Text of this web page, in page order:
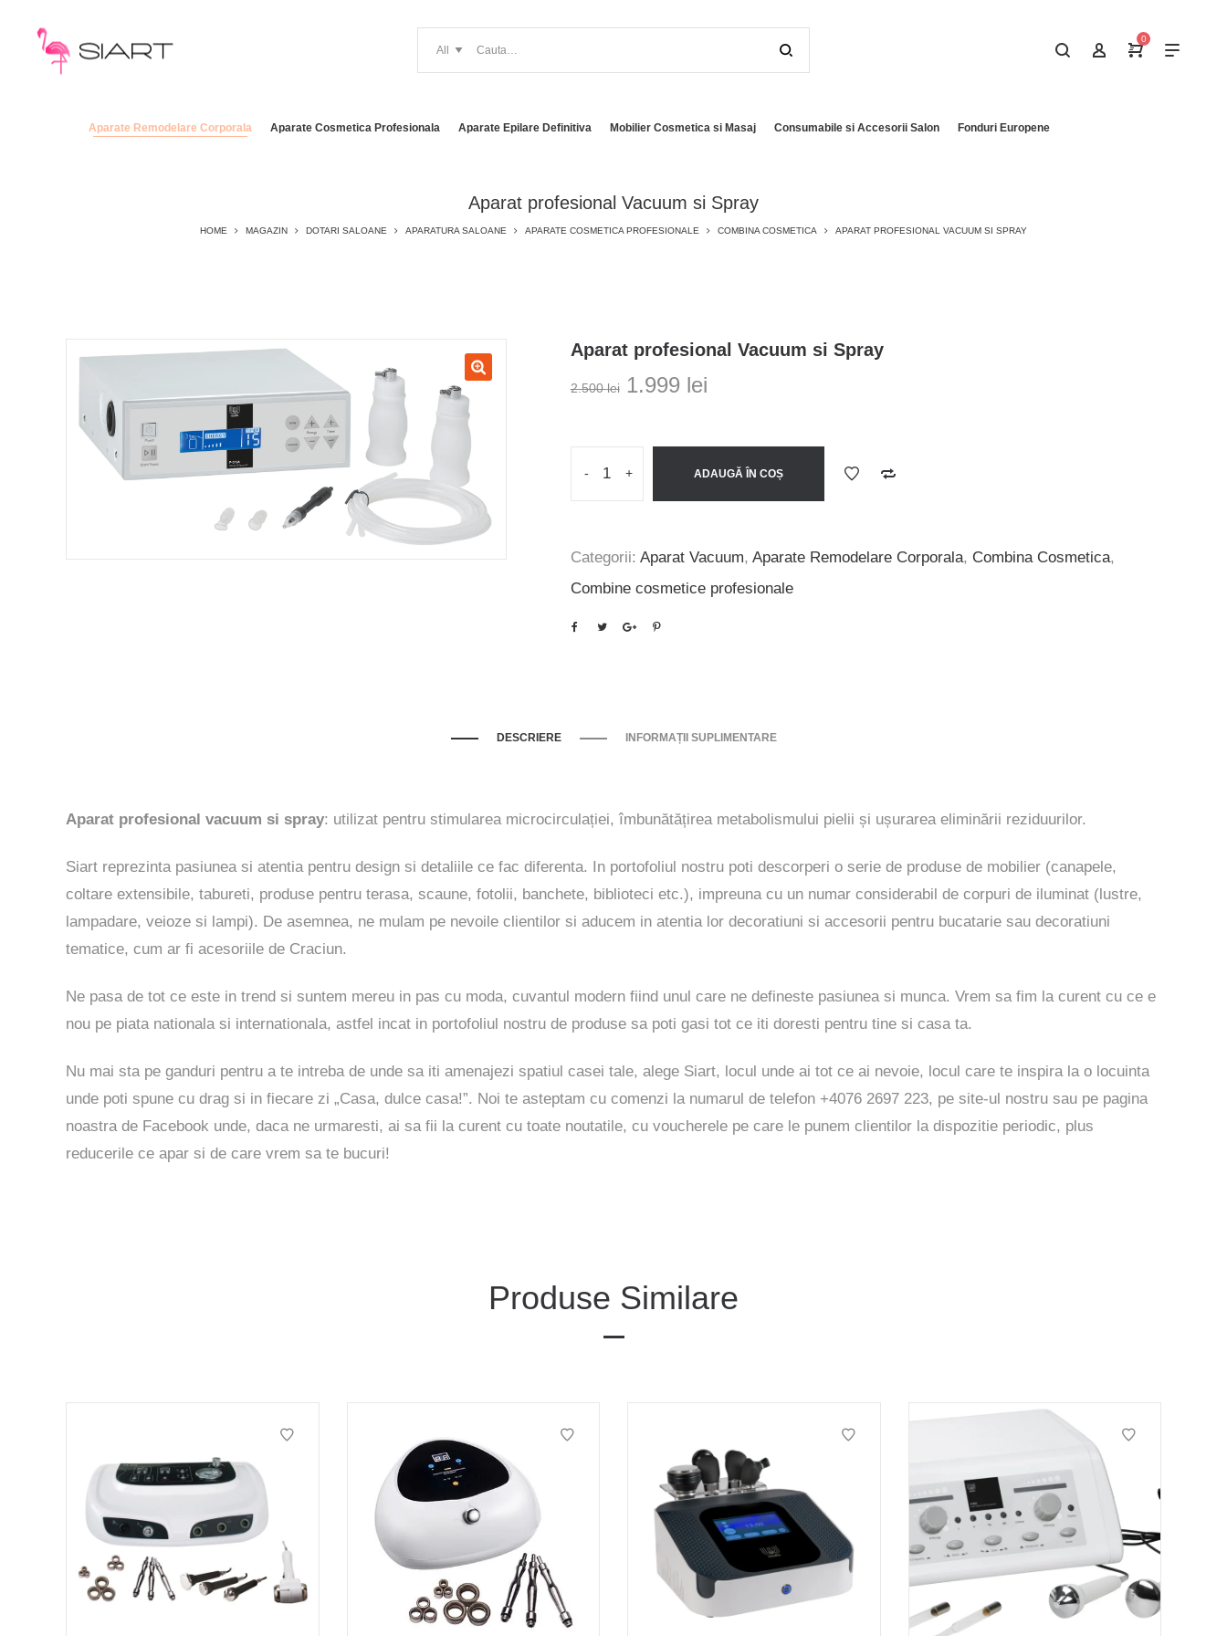
0
Aparate Remodelare Corporala Aparate Cosmetica Profesionala Aparate Epilare Definitiva Mobilier Cosmetica si Masaj Consumabile si Accesorii Salon Fonduri Europene
Aparat profesional Vacuum si Spray
HOME MAGAZIN DOTARI SALOANE APARATURA SALOANE APARATE COSMETICA PROFESIONALE COMBINA COSMETICA APARAT PROFESIONAL VACUUM SI SPRAY
Aparat profesional Vacuum si Spray
2.500lei Prețul
fost:
2.500 lei.
1.999 leiPrețul
1.999 lei.
- + ADAUGĂ ÎN COȘ
Categorii: Aparat Vacuum, Aparate Remodelare Corporala, Combina Cosmetica,
Combine cosmetice profesionale
DESCRIERE INFORMAȚII SUPLIMENTARE
Aparat profesional vacuum si spray: utilizat pentru stimularea microcirculației, îmbunătățirea metabolismului pielii și ușurarea eliminării reziduurilor.
Siart reprezinta pasiunea si atentia pentru design si detaliile ce fac diferenta. In portofoliul nostru poti descorperi o serie de produse de mobilier (canapele,
coltare extensibile, tabureti, produse pentru terasa, scaune, fotolii, banchete, biblioteci etc.), impreuna cu un numar considerabil de corpuri de iluminat (lustre,
lampadare, veioze si lampi). De asemnea, ne mulam pe nevoile clientilor si aducem in atentia lor decoratiuni si accesorii pentru bucatarie sau decoratiuni
tematice, cum ar fi acesoriile de Craciun.
Ne pasa de tot ce este in trend si suntem mereu in pas cu moda, cuvantul modern fiind unul care ne defineste pasiunea si munca. Vrem sa fim la curent cu ce e
nou pe piata nationala si internationala, astfel incat in portofoliul nostru de produse sa poti gasi tot ce iti doresti pentru tine si casa ta.
Nu mai sta pe ganduri pentru a te intreba de unde sa iti amenajezi spatiul casei tale, alege Siart, locul unde ai tot ce ai nevoie, locul care te inspira la o locuinta
unde poti spune cu drag si in fiecare zi „Casa, dulce casa!”. Noi te asteptam cu comenzi la numarul de telefon +4076 2697 223, pe site-ul nostru sau pe pagina
noastra de Facebook unde, daca ne urmaresti, ai sa fii la curent cu toate noutatile, cu voucherele pe care le punem clientilor la dispozitie periodic, plus
reducerile ce apar si de care vrem sa te bucuri!
Produse Similare